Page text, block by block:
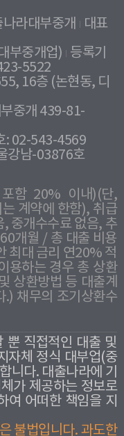
라대부중개
대표
부중개업) 등록기
5522
16층 (논현동, 디
중개 439-81-
: 02-543-4569
강남-03876호
함 20% 이내)(단,
계약에 한함), 취급
중개수수료 없음, 추
개월 / 총 대출 비용
최대 금리 연20% 적
용하는 경우 총 상환
상환방법 등 대출계
.) 채무의 조기상환수
뿐 직접적인 대출 및
자체 정식 대부업(중
니다. 대출나라에 기
가 제공하는 정보로
여 어떠한 책임을 지
불법입니다. 과도한